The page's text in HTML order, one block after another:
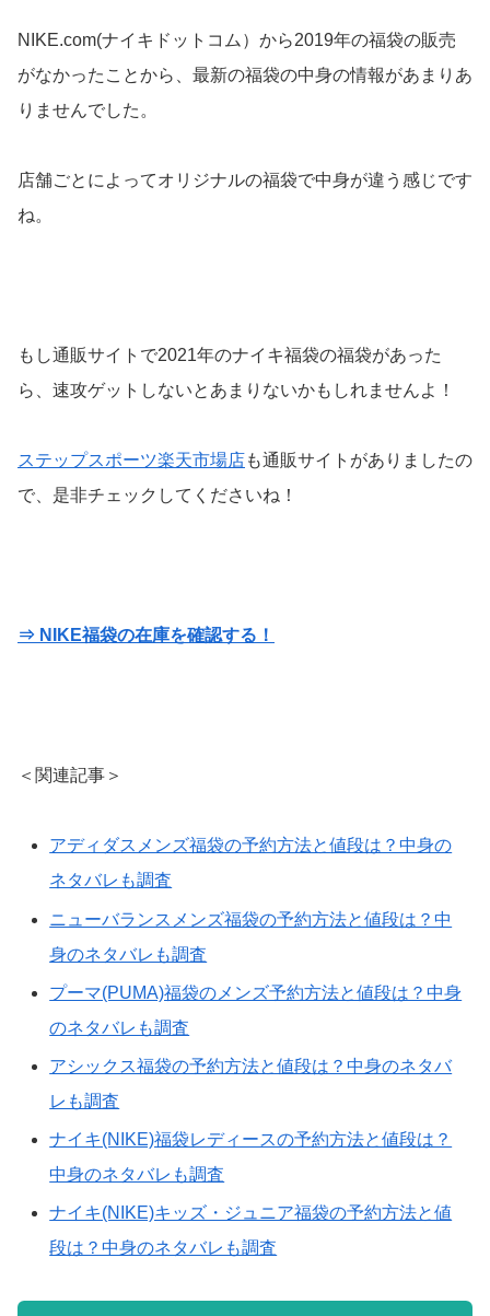
NIKE.com(ナイキドットコム）から2019年の福袋の販売
がなかったことから、最新の福袋の中身の情報があまりあ
りませんでした。
店舗ごとによってオリジナルの福袋で中身が違う感じです
ね。
もし通販サイトで2021年のナイキ福袋の福袋があった
ら、速攻ゲットしないとあまりないかもしれませんよ！
ステップスポーツ楽天市場店 も通販サイトがありましたの
で、是非チェックしてくださいね！
⇒ NIKE福袋の在庫を確認する！
＜関連記事＞
アディダスメンズ福袋の予約方法と値段は？中身の
ネタバレも調査
ニューバランスメンズ福袋の予約方法と値段は？中
身のネタバレも調査
プーマ(PUMA)福袋のメンズ予約方法と値段は？中身
のネタバレも調査
アシックス福袋の予約方法と値段は？中身のネタバ
レも調査
ナイキ(NIKE)福袋レディースの予約方法と値段は？
中身のネタバレも調査
ナイキ(NIKE)キッズ・ジュニア福袋の予約方法と値
段は？中身のネタバレも調査